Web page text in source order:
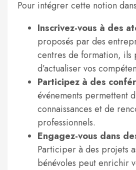
Pour intégrer cette notion
Inscrivez-vous à des
proposés par des
centres de formation, ils
d’actualiser vos
Participez à des
événements permettent
connaissances et de
professionnels.
Engagez-vous dans
Participer à des projets
bénévoles peut enrichir